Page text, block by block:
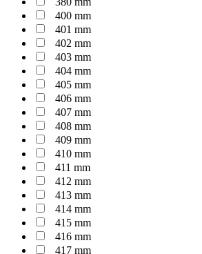
400 mm
401 mm
402 mm
403 mm
404 mm
405 mm
406 mm
407 mm
408 mm
409 mm
410 mm
411 mm
412 mm
413 mm
414 mm
415 mm
416 mm
417 mm